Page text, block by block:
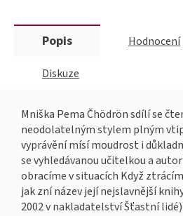
Popis Hodnocení
Diskuze
Mniška Pema Čhödrön sdílí se
neodolatelným stylem plným
vyprávění mísí moudrost i
se vyhledávanou učitelkou a
obracíme v situacích Když
jak zní název její nejslavnější
2002 v nakladatelství Šťastní lidé).